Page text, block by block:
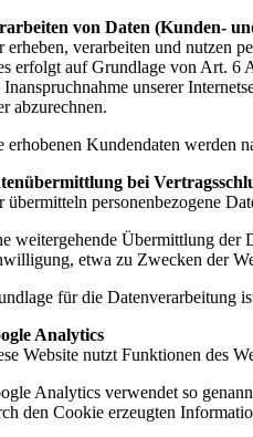
von Daten (Kunden-
erheben, verarbeiten und nutzen
erfolgt auf Grundlage von Art. 6
Inanspruchnahme unserer
abzurechnen.
erhobenen Kundendaten werden
bei
übermitteln personenbezogene
weitergehende Übermittlung der
etwa zu Zwecken der
für die Datenverarbeitung
Analytics
Website nutzt Funktionen des
Analytics verwendet so
den Cookie erzeugten